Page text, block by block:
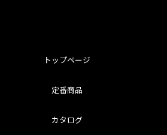
トップページ
定番商品
カタログ